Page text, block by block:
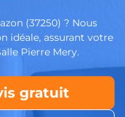
(37250) ? Nous
idéale, assurant votre
Pierre Mery.
gratuit